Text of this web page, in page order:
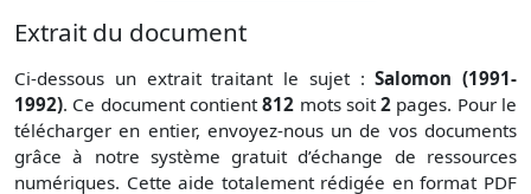
Extrait du document
Ci-dessous un extrait traitant le sujet :Salomon (1991-
1992). Ce document contient812 mots soit2 pages. Pour le
télécharger en entier, envoyez-nous un de vos documents
grâce à notre système gratuitd’échange de ressources
numériques. Cette aide totalement rédigée en format PDF